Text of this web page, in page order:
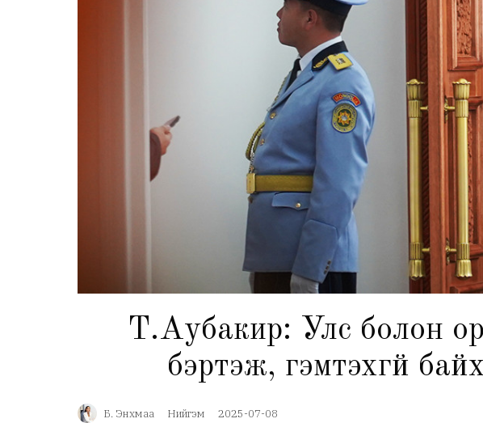
Т.Аубакир: Улс болон
бэртэж, гэмтэхгүй
Б. Энхмаа Нийгэм 2025-07-08